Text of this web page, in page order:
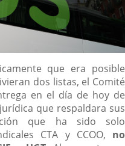
que era posible
dos listas, el Comité
en el día de hoy de
que respaldara sus
que ha sido solo
CTA y CCOO, no